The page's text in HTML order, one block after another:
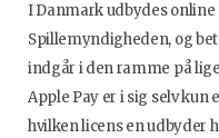
I Danmark udbydes
Spillemyndigheden, og
indgår i den ramme på
Apple Pay er i sig selv
hvilken licens en udbyder